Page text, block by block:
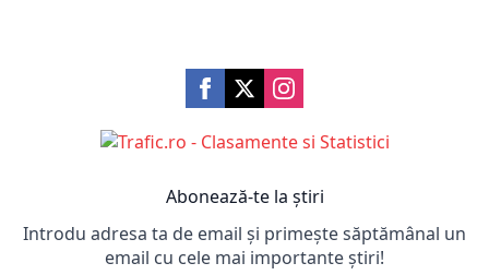
Abonează-te la știri
Introdu adresa ta de email și primește săptămânal un
email cu cele mai importante știri!